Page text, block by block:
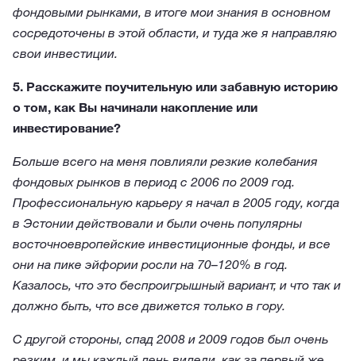
фондовыми рынками, в итоге мои знания в основном
сосредоточены в этой области, и туда же я направляю
свои инвестиции.
5. Расскажите поучительную или забавную историю
о том, как Вы начинали накопление или
инвестирование?
Больше всего на меня повлияли резкие колебания
фондовых рынков в период с 2006 по 2009 год.
Профессиональную карьеру я начал в 2005 году, когда
в Эстонии действовали и были очень популярны
восточноевропейские инвестиционные фонды, и все
они на пике эйфории росли на 70–120% в год.
Казалось, что это беспроигрышный вариант, и что так и
должно быть, что все движется только в гору.
С другой стороны, спад 2008 и 2009 годов был очень